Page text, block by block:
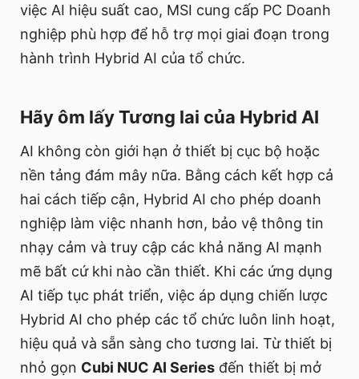
việc AI hiệu suất cao, MSI cung cấp PC Doanh
nghiệp phù hợp để hỗ trợ mọi giai đoạn trong
hành trình Hybrid AI của tổ chức.
Hãy ôm lấy Tương lai của Hybrid AI
AI không còn giới hạn ở thiết bị cục bộ hoặc
nền tảng đám mây nữa. Bằng cách kết hợp cả
hai cách tiếp cận, Hybrid AI cho phép doanh
nghiệp làm việc nhanh hơn, bảo vệ thông tin
nhạy cảm và truy cập các khả năng AI mạnh
mẽ bất cứ khi nào cần thiết. Khi các ứng dụng
AI tiếp tục phát triển, việc áp dụng chiến lược
Hybrid AI cho phép các tổ chức luôn linh hoạt,
hiệu quả và sẵn sàng cho tương lai. Từ thiết bị
nhỏ gọn Cubi NUC AI Series đến thiết bị mở